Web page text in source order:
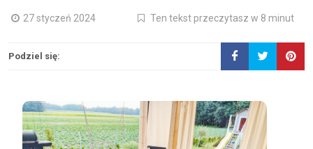
27 styczeń 2024 Ten tekst przeczytasz w 8 minut
Podziel się: